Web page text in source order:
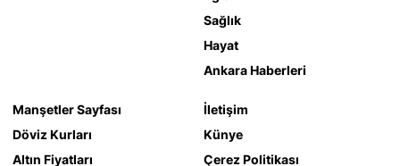
Sağlık
Hayat
Ankara Haberleri
Manşetler Sayfası
Döviz Kurları
Altın Fiyatları
İletişim
Künye
Çerez Politikası